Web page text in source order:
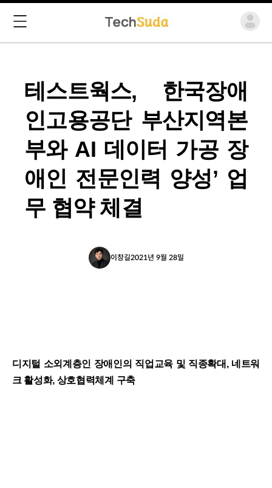
테스트웍스, 한국장애
인고용공단 부산지역본
부와 AI 데이터 가공 장
애인 전문인력 양성’ 업
무 협약 체결
이창길2021년 9월 28일
디지털 소외계층인 장애인의 직업교육 및 직종확대, 네트워
크 활성화, 상호협력체계 구축